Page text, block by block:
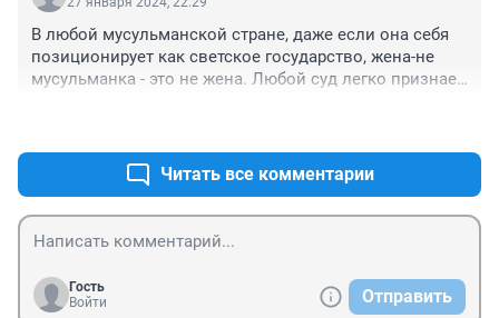
В любой мусульманской стране, даже если она себя
позиционирует как светское государство, жена-не
мусульманка - это не жена. Любой суд легко признает
идёт. Женщины, вступающие в подобные отношения
и "браки" опускают себя на уровень скота.
Читать все комментарии
Гость
Войти
Отправить